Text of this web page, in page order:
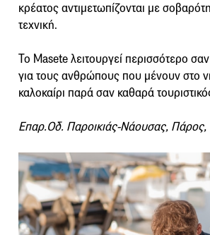
κρέατος αντιμετωπίζονται με
τεχνική.
Το Masete λειτουργεί περισσότερο
για τους ανθρώπους που μένουν στο
καλοκαίρι παρά σαν καθαρά
Επαρ.Οδ. Παροικιάς-Νάουσας,